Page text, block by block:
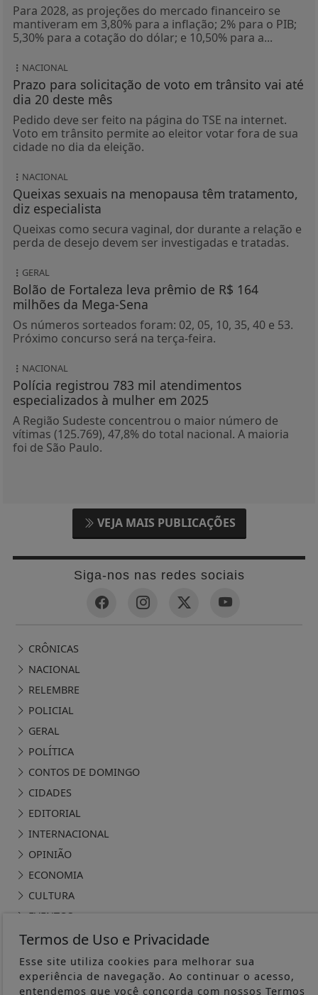
Para 2028, as projeções do mercado financeiro se
mantiveram em 3,80% para a inflação; 2% para o PIB;
5,30% para a cotação do dólar; e 10,50% para a...
NACIONAL
Prazo para solicitação de voto em trânsito vai até
dia 20 deste mês
Pedido deve ser feito na página do TSE na internet.
Voto em trânsito permite ao eleitor votar fora de sua
cidade no dia da eleição.
NACIONAL
Queixas sexuais na menopausa têm tratamento,
diz especialista
Queixas como secura vaginal, dor durante a relação e
perda de desejo devem ser investigadas e tratadas.
GERAL
Bolão de Fortaleza leva prêmio de R$ 164
milhões da Mega-Sena
Os números sorteados foram: 02, 05, 10, 35, 40 e 53.
Próximo concurso será na terça-feira.
NACIONAL
Polícia registrou 783 mil atendimentos
especializados à mulher em 2025
A Região Sudeste concentrou o maior número de
vítimas (125.769), 47,8% do total nacional. A maioria
foi de São Paulo.
VEJA MAIS PUBLICAÇÕES
Siga-nos nas redes sociais
CRÔNICAS
NACIONAL
RELEMBRE
POLICIAL
GERAL
POLÍTICA
CONTOS DE DOMINGO
CIDADES
EDITORIAL
INTERNACIONAL
OPINIÃO
ECONOMIA
CULTURA
EVENTOS
RELIGIÃO
TECNOLOGIA
MEIO AMBIENTE
Termos de Uso e Privacidade
Esse site utiliza cookies para melhorar sua
experiência de navegação. Ao continuar o acesso,
entendemos que você concorda com nossos Termos